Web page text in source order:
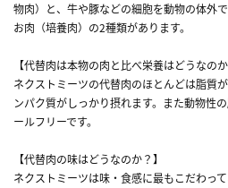
物肉）と、牛や豚などの細胞を動物の体外
お肉（培養肉）の2種類があります。
【代替肉は本物の肉と比べ栄養はどうなのか
ネクストミーツの代替肉のほとんどは脂質
ンパク質がしっかり摂れます。また動物性
ールフリーです。
【代替肉の味はどうなのか？】
ネクストミーツは味・食感に最もこだわっ